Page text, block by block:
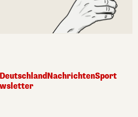
DeutschlandNachrichtenSport